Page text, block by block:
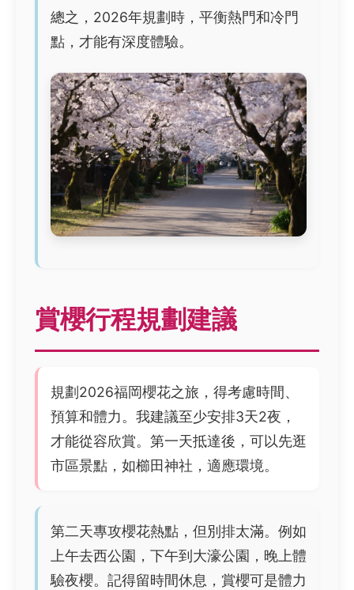
總之，2026年規劃時，平衡熱門和冷門
點，才能有深度體驗。
賞櫻行程規劃建議
規劃2026福岡櫻花之旅，得考慮時間、
預算和體力。我建議至少安排3天2夜，
才能從容欣賞。第一天抵達後，可以先逛
市區景點，如櫛田神社，適應環境。
第二天專攻櫻花熱點，但別排太滿。例如
上午去西公園，下午到大濠公園，晚上體
驗夜櫻。記得留時間休息，賞櫻可是體力